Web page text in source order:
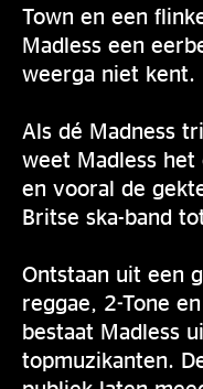
Town en een
Madless een
weerga niet kent.
Als dé Madness
weet Madless
en vooral de
Britse ska-band
Ontstaan uit een
reggae, 2-Tone
bestaat Madless
topmuzikanten.